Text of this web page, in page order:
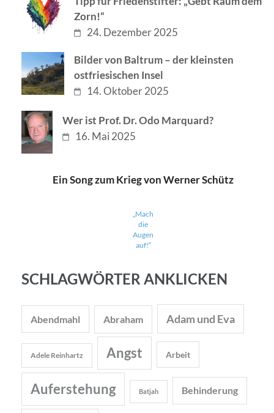
Zorn!“
24. Dezember 2025
Bilder von Baltrum – der kleinsten
ostfriesischen Insel
14. Oktober 2025
Wer ist Prof. Dr. Odo Marquard?
16. Mai 2025
Ein Song zum Krieg von Werner Schütz
„Mach
die
Augen
auf!“
SCHLAGWÖRTER ANKLICKEN
Abendmahl Abraham Adam und Eva
Adele Reinhartz Angst Arbeit
Auferstehung Batjah Behinderung